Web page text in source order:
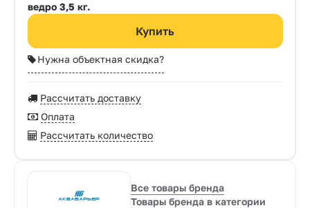
ведро 3,5 кг.
Нужна объектная скидка?
Рассчитать доставку
Оплата
Рассчитать количество
Все товары бренда
Товары бренда в категории